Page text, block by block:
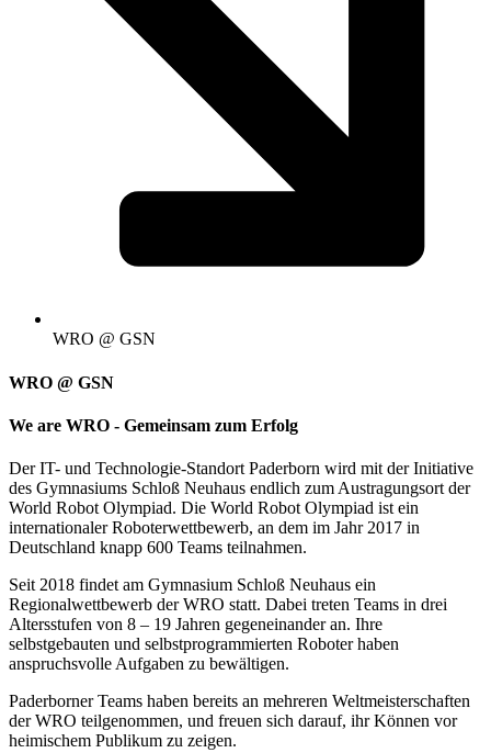
WRO @ GSN
WRO @ GSN
We are WRO - Gemeinsam zum Erfolg
Der IT- und Technologie-Standort Paderborn wird mit der Initiative
des Gymnasiums Schloß Neuhaus endlich zum Austragungsort der
World Robot Olympiad. Die World Robot Olympiad ist ein
internationaler Roboterwettbewerb, an dem im Jahr 2017 in
Deutschland knapp 600 Teams teilnahmen.
Seit 2018 findet am Gymnasium Schloß Neuhaus ein
Regionalwettbewerb der WRO statt. Dabei treten Teams in drei
Altersstufen von 8 – 19 Jahren gegeneinander an. Ihre
selbstgebauten und selbstprogrammierten Roboter haben
anspruchsvolle Aufgaben zu bewältigen.
Paderborner Teams haben bereits an mehreren Weltmeisterschaften
der WRO teilgenommen, und freuen sich darauf, ihr Können vor
heimischem Publikum zu zeigen.